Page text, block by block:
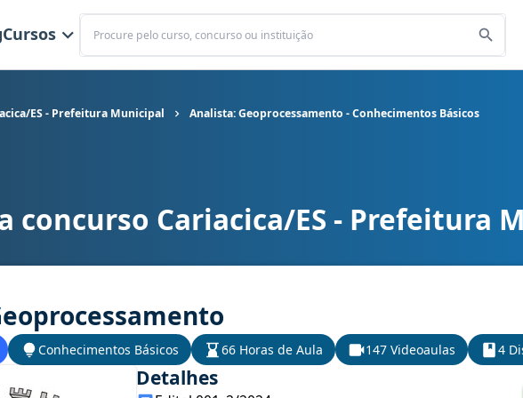
Cursos
Buscar
ES - Prefeitura Municipal Analista: Geoprocessamento - Conhecimentos Básicos
ES - Prefeitura Municipal cargo Analista: Geoprocessamento - Conhecimentos
concurso Cariacica/ES - Prefeitura
Conhecimentos Básicos 66 Horas de Aula 147 Videoaulas 4
Detalhes